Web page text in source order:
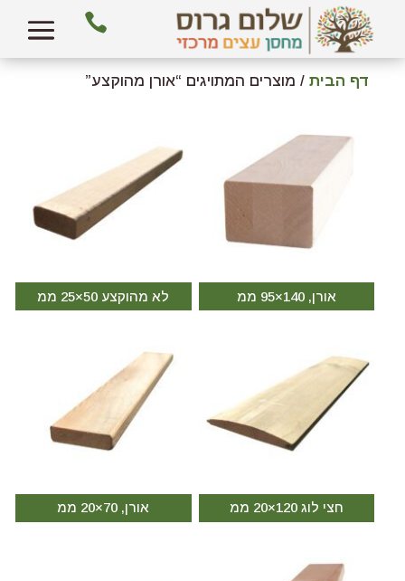

דף הבית/ מוצרים המתויגים “אורן מהוקצע”
אורן, 140×95 ממ לא מהוקצע 50×25 ממ
חצי לוג 120×20 ממ אורן, 70×20 ממ